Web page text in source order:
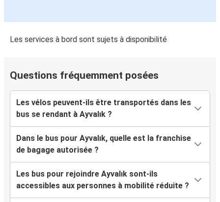
Les services à bord sont sujets à disponibilité
Questions fréquemment posées
Les vélos peuvent-ils être transportés dans les
bus se rendant à Ayvalık ?
Dans le bus pour Ayvalık, quelle est la franchise
de bagage autorisée ?
Les bus pour rejoindre Ayvalık sont-ils
accessibles aux personnes à mobilité réduite ?